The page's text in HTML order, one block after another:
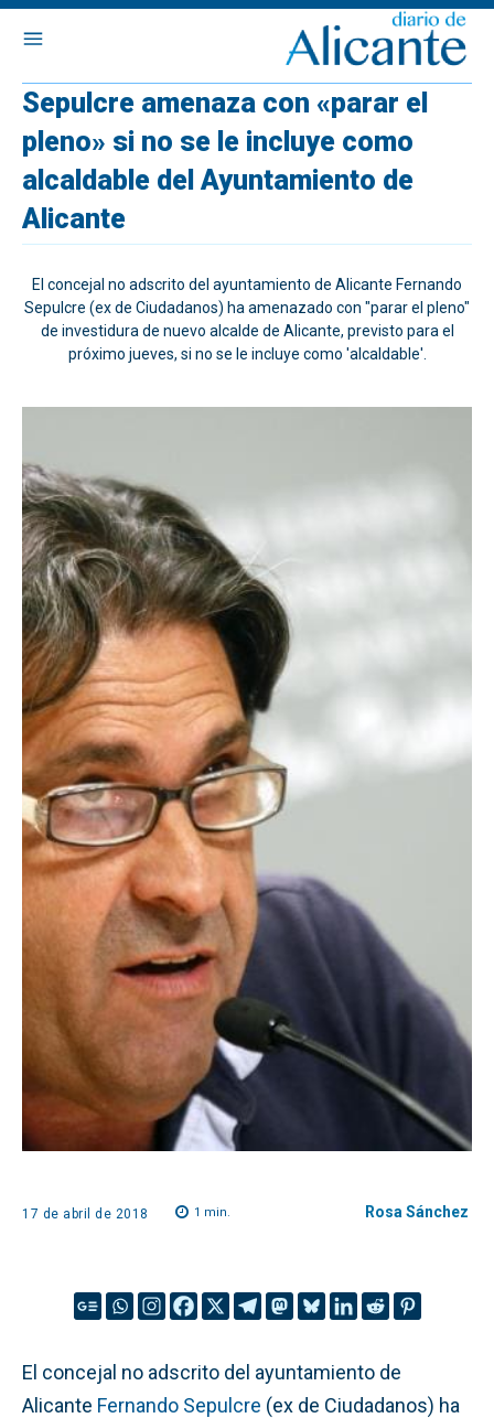
Sepulcre amenaza con «parar el
pleno» si no se le incluye como
alcaldable del Ayuntamiento de
Alicante
El concejal no adscrito del ayuntamiento de Alicante Fernando
Sepulcre (ex de Ciudadanos) ha amenazado con "parar el pleno"
de investidura de nuevo alcalde de Alicante, previsto para el
próximo jueves, si no se le incluye como 'alcaldable'.
17 de abril de 2018 1 min. Rosa Sánchez
El concejal no adscrito del ayuntamiento de
Alicante Fernando Sepulcre (ex de Ciudadanos) ha